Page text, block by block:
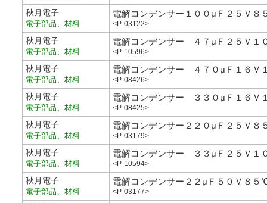
秋月電子
電子部品、材料
電解コンデンサー１００μＦ２５Ｖ８
<P-03122>
秋月電子
電子部品、材料
電解コンデンサー ４７μＦ２５Ｖ
<P-10596>
秋月電子
電子部品、材料
電解コンデンサー ４７０μＦ１６Ｖ
<P-08426>
秋月電子
電子部品、材料
電解コンデンサー ３３０μＦ１６Ｖ
<P-08425>
秋月電子
電子部品、材料
電解コンデンサー２２０μＦ２５Ｖ８
<P-03179>
秋月電子
電子部品、材料
電解コンデンサー ３３μＦ２５Ｖ
<P-10594>
秋月電子
電子部品、材料
電解コンデンサー２２μＦ５０Ｖ８
<P-03177>